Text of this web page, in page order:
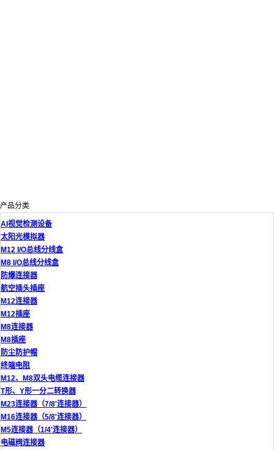
产品分类
AI视觉检测设备
太阳光模拟器
M12 I/O总线分线盒
M8 I/O总线分线盒
防爆连接器
航空插头插座
M12连接器
M12插座
M8连接器
M8插座
防尘防护帽
终端电阻
M12、M8双头电缆连接器
T形、Y形一分二转换器
M23连接器（7/8'连接器）
M16连接器（5/8'连接器）
M5连接器（1/4'连接器）
电磁阀连接器